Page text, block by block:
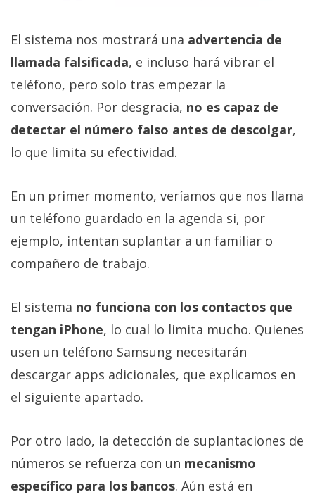
El sistema nos mostrará una advertencia de
llamada falsificada, e incluso hará vibrar el
teléfono, pero solo tras empezar la
conversación. Por desgracia, no es capaz de
detectar el número falso antes de descolgar,
lo que limita su efectividad.
En un primer momento, veríamos que nos llama
un teléfono guardado en la agenda si, por
ejemplo, intentan suplantar a un familiar o
compañero de trabajo.
El sistema no funciona con los contactos que
tengan iPhone, lo cual lo limita mucho. Quienes
usen un teléfono Samsung necesitarán
descargar apps adicionales, que explicamos en
el siguiente apartado.
Por otro lado, la detección de suplantaciones de
números se refuerza con un mecanismo
específico para los bancos. Aún está en